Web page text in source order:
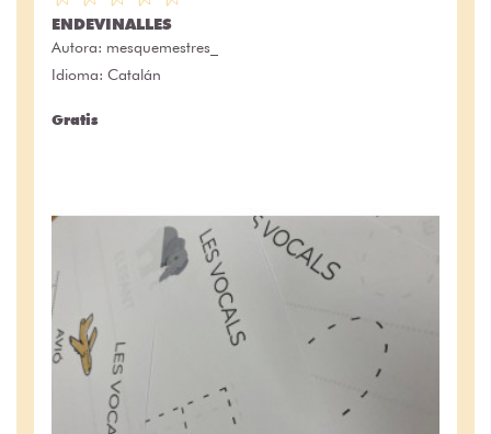
ENDEVINALLES
Autora: mesquemestres_
Idioma: Catalán
Gratis